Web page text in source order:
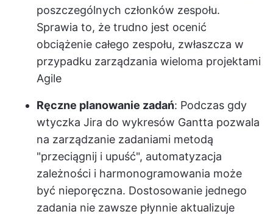
poszczególnych członków zespołu.
Sprawia to, że trudno jest ocenić
obciążenie całego zespołu, zwłaszcza w
przypadku zarządzania wieloma projektami
Agile
Ręczne planowanie zadań: Podczas gdy
wtyczka Jira do wykresów Gantta pozwala
na zarządzanie zadaniami metodą
"przeciągnij i upuść", automatyzacja
zależności i harmonogramowania może
być nieporęczna. Dostosowanie jednego
zadania nie zawsze płynnie aktualizuje